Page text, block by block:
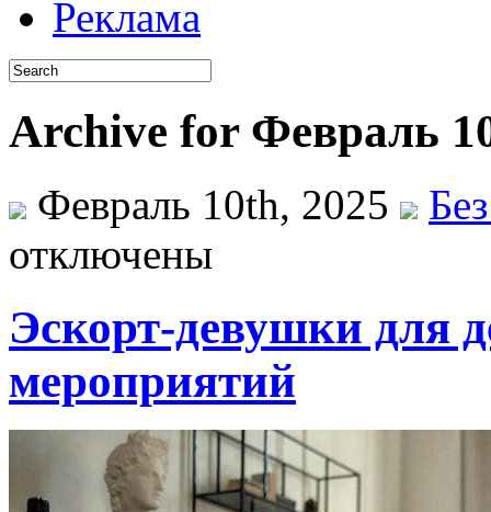
Реклама
Archive for Февраль
Февраль 10th, 2025
отключены
Эскорт-девушки для
мероприятий